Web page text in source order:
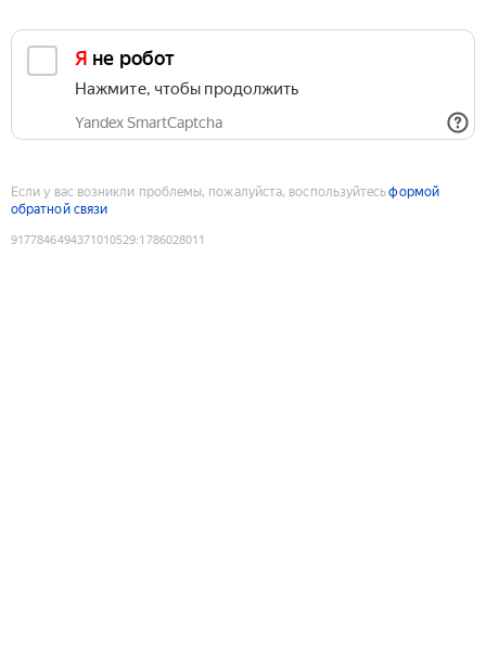
Я не робот
Нажмите, чтобы продолжить
Yandex SmartCaptcha
Если у вас возникли проблемы, пожалуйста, воспользуйтесьформой
обратной связи
9177846494371010529:1786028011